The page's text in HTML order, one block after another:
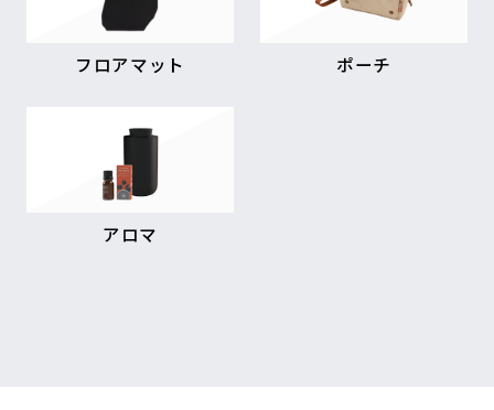
フロアマット ポーチ
アロマ